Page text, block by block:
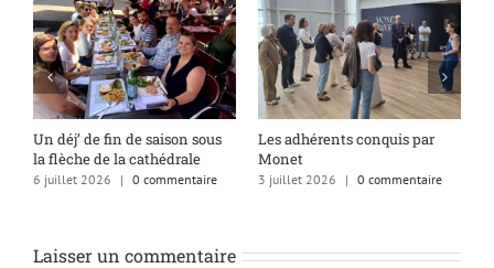
Un déj’ de fin de saison sous
la flèche de la cathédrale
6 juillet 2026 | 0 commentaire
Les adhérents conquis par
Monet
3 juillet 2026 | 0 commentaire
Laisser un commentaire